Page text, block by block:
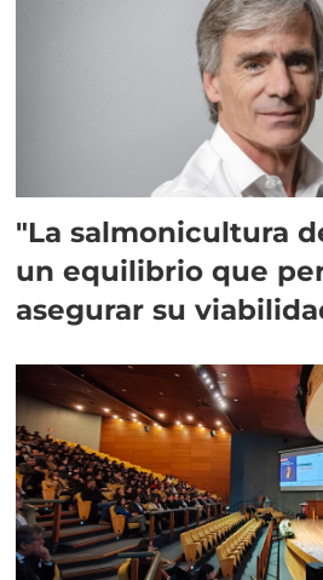
"La salmonicultura
un equilibrio que
asegurar su